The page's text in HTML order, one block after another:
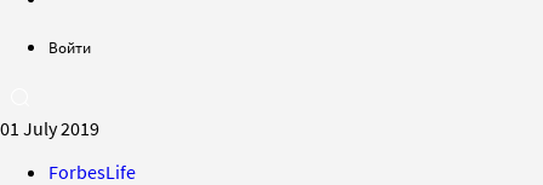
Войти
01 July 2019
ForbesLife